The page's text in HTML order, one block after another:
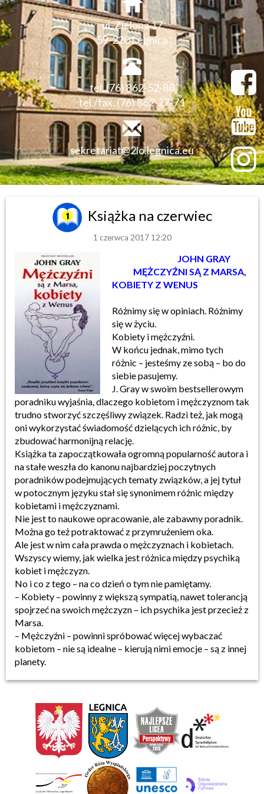
ul. Zielona 17
59-220 Legnica
tel. (76) 862-52-88
tel./fax. (76) 862-27-71
sekretariat@2lo.legnica.eu
Książka na czerwiec
1 czerwca 2017 12:20
JOHN GRAY
MĘŻCZYŹNI SĄ Z MARSA,
KOBIETY Z WENUS
Różnimy się w opiniach. Różnimy
się w życiu.
Kobiety i mężczyźni.
W końcu jednak, mimo tych
różnic – jesteśmy ze sobą – bo do
siebie pasujemy.
J. Gray w swoim bestsellerowym
poradniku wyjaśnia, dlaczego kobietom i mężczyznom tak
trudno stworzyć szczęśliwy związek. Radzi też, jak mogą
oni wykorzystać świadomość dzielących ich różnic, by
zbudować harmonijną relację.
Książka ta zapoczątkowała ogromną popularność autora i
na stałe weszła do kanonu najbardziej poczytnych
poradników podejmujących tematy związków, a jej tytuł
w potocznym języku stał się synonimem różnic między
kobietami i mężczyznami.
Nie jest to naukowe opracowanie, ale zabawny poradnik.
Można go też potraktować z przymrużeniem oka.
Ale jest w nim cała prawda o mężczyznach i kobietach.
Wszyscy wiemy, jak wielka jest różnica między psychiką
kobiet i mężczyzn.
No i co z tego – na co dzień o tym nie pamiętamy.
– Kobiety – powinny z większą sympatią, nawet tolerancją
spojrzeć na swoich mężczyzn – ich psychika jest przecież z
Marsa.
– Mężczyźni – powinni spróbować więcej wybaczać
kobietom – nie są idealne – kierują nimi emocje – są z innej
planety.